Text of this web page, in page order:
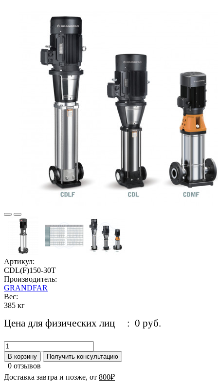
Артикул:
CDL(F)150-30T
Производитель:
GRANDFAR
Вес:
385 кг
Цена для физических лиц : 0 руб.
В корзину Получить консультацию
0 отзывов
Доставка завтра и позже, от 800₽